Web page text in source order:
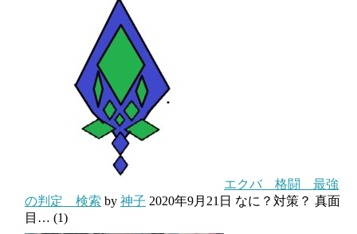
エクバ 格闘 最強
の判定 検索 by 神子 2020年9月21日 なに？対策？ 真面
目… (1)